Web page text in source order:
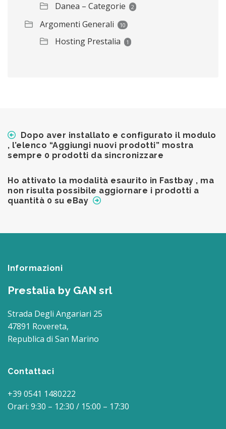
Danea – Categorie 2
Argomenti Generali 10
Hosting Prestalia 1
Dopo aver installato e configurato il modulo
, l’elenco “Aggiungi nuovi prodotti” mostra
sempre 0 prodotti da sincronizzare
Ho attivato la modalità esaurito in Fastbay , ma
non risulta possibile aggiornare i prodotti a
quantità 0 su eBay
Informazioni
Prestalia by GAN srl
Strada Degli Angariari 25
47891 Rovereta,
Republica di San Marino
Contattaci
+39 0541 1480222
Orari: 9:30 – 12:30 / 15:00 – 17:30